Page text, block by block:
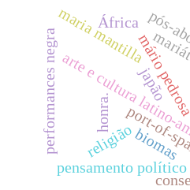
arte e cultura
pensamento
mário
port-of-
pós-
performances negra religião
japão
honra.
biomas
maria mantilla
África